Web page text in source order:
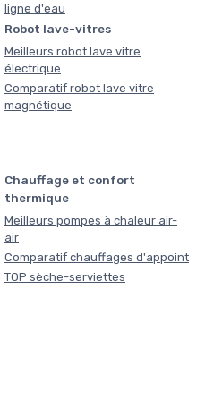
ligne d'eau
Robot lave-vitres
Meilleurs robot lave vitre
électrique
Comparatif robot lave vitre
magnétique
Chauffage et confort
thermique
Meilleurs pompes à chaleur air-
air
Comparatif chauffages d'appoint
TOP sèche-serviettes